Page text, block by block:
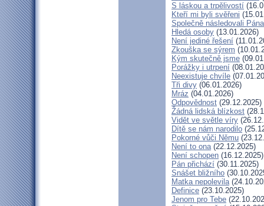
S láskou a trpělivostí
Kteří mi byli svěřeni
Společně následovali Pána
Hledá osoby (13.01.2026)
Není jediné řešení
Zkouška se sýrem
Kým skutečně jsme
Porážky i utrpení
Neexistuje chvíle
Tři divy (06.01.2026)
Mráz (04.01.2026)
Odpovědnost (29.12.2025)
Žádná lidská blízkost
Vidět ve světle víry
Dítě se nám narodilo
Pokorné vůči Němu
Není to ona(22.12.2025)
Není schopen (16.12.2025)
Pán přichází (30.11.2025)
Snášet bližního
Matka nepolevila
Definice (23.10.2025)
Jenom pro Tebe